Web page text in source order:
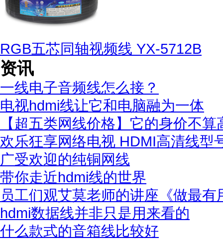
RGB五芯同轴视频线 YX-5712B
资讯
一线电子音频线怎么接？
电视hdmi线让它和电脑融为一体
【超五类网线价格】它的身价不算
欢乐狂享网络电视 HDMI高清线型
广受欢迎的纯铜网线
带你走近hdmi线的世界
员工们观艾莫老师的讲座《做最
hdmi数据线并非只是用来看的
什么款式的音箱线比较好